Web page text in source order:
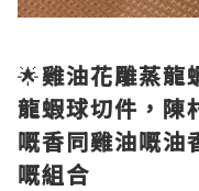
🌟雞油花雕蒸龍
龍蝦球切件，陳
嘅香同雞油嘅油
嘅組合